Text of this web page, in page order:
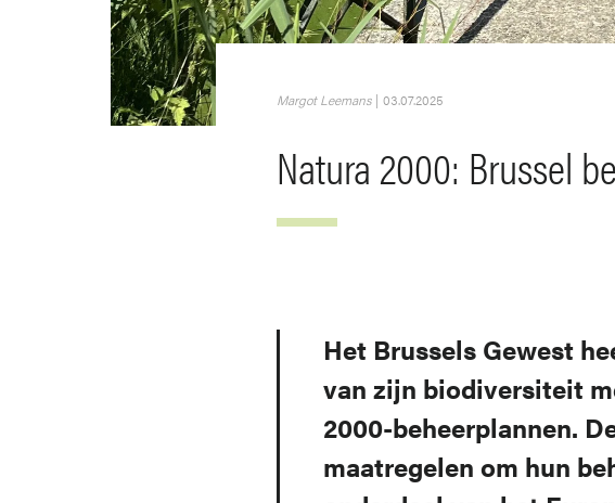
Margot Leemans | 03.07.2025
Natura 2000: Brussel
Het Brussels Gewest
van zijn biodiversiteit
2000-beheerplannen.
maatregelen om hun